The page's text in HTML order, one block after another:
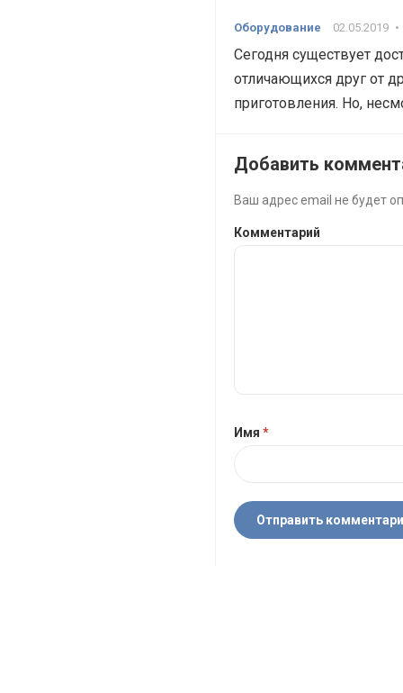
Оборудование 02.05.2019 •
Сегодня существует
отличающихся друг от
приготовления. Но,
Добавить
Ваш адрес email не будет
Комментарий
Имя *